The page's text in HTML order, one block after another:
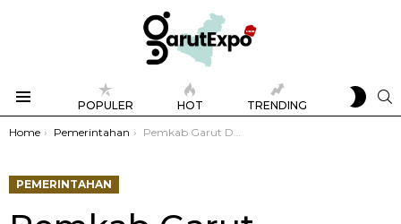
POPULER HOT TRENDING
SKIN
You are here:
Home Pemerintahan Pemkab Garut Dorong Kebangkitan PKL Melalui Lomba Belanja di Relokasi Pasar Baru
PEMERINTAHAN